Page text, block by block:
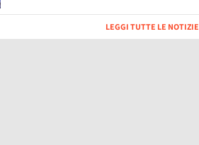
LEGGI TUTTE LE NOTIZIE